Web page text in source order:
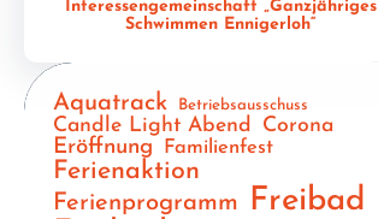
Interessengemeinschaft „Ganzjähriges
Schwimmen Ennigerloh“
Aquatrack Betriebsausschuss
Candle Light Abend Corona
Eröffnung Familienfest
Ferienaktion
Ferienprogramm Freibad